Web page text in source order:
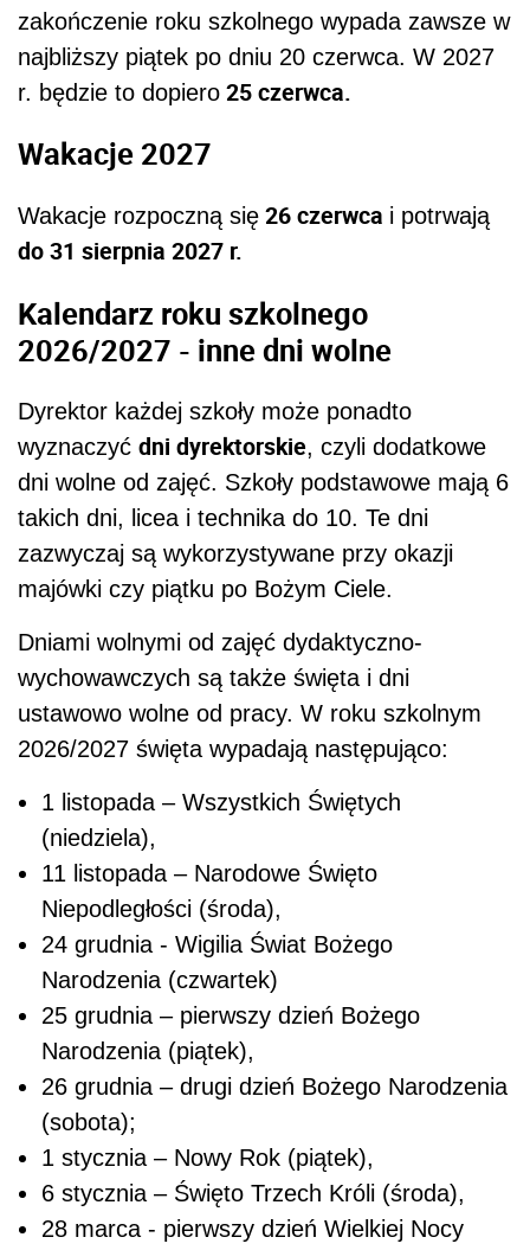
zakończenie roku szkolnego wypada zawsze w
najbliższy piątek po dniu 20 czerwca. W 2027
r. będzie to dopiero 25 czerwca.
Wakacje 2027
Wakacje rozpoczną się 26 czerwca i potrwają
do 31 sierpnia 2027 r.
Kalendarz roku szkolnego
2026/2027 - inne dni wolne
Dyrektor każdej szkoły może ponadto
wyznaczyć dni dyrektorskie, czyli dodatkowe
dni wolne od zajęć. Szkoły podstawowe mają 6
takich dni, licea i technika do 10. Te dni
zazwyczaj są wykorzystywane przy okazji
majówki czy piątku po Bożym Ciele.
Dniami wolnymi od zajęć dydaktyczno-
wychowawczych są także święta i dni
ustawowo wolne od pracy. W roku szkolnym
2026/2027 święta wypadają następująco:
1 listopada – Wszystkich Świętych
(niedziela),
11 listopada – Narodowe Święto
Niepodległości (środa),
24 grudnia - Wigilia Świat Bożego
Narodzenia (czwartek)
25 grudnia – pierwszy dzień Bożego
Narodzenia (piątek),
26 grudnia – drugi dzień Bożego Narodzenia
(sobota);
1 stycznia – Nowy Rok (piątek),
6 stycznia – Święto Trzech Króli (środa),
28 marca - pierwszy dzień Wielkiej Nocy